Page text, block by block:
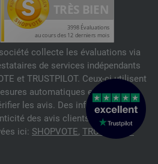
collecte les évaluations via
de services indépendants
et TRUSTPILOT. Ceux-ci utilisent
automatiques et manuelles
les avis. Des informations sur
des avis clients peuvent être
ici: SHOPVOTE, TRUSTPILOT